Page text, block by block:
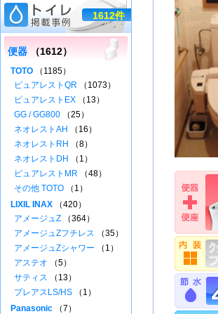
1612件
便器 （1612）
TOTO （1185）
ピュアレストQR （1073）
ピュアレストEX （13）
GG / GG800 （25）
ネオレストAH
（16）
ネオレストRH
（8）
ネオレストDH
（1）
ピュアレストMR （48）
その他 TOTO （1）
LIXIL INAX （420）
アメージュZ （364）
アメージュZフチレス （35）
アメージュZシャワー （1）
アステオ （5）
サティス （13）
プレアスLS/HS （1）
Panasonic （7）